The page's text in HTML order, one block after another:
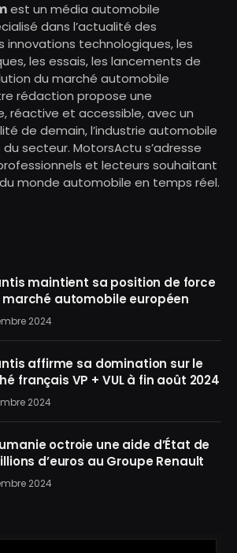
est un média automobile
dans l’actualité des
innovations technologiques, les
les essais, les lancements de
du marché automobile
rédaction propose une
réactive et accessible, avec un
de demain, l’industrie automobile
secteur. MotorsActu s’adresse
et lecteurs souhaitant
du monde automobile en temps réel.
maintient sa position de force
marché automobile européen
2024
affirme sa domination sur le
français VP + VUL à fin août 2024
2024
octroie une aide d’État de
d’euros au Groupe Renault
2024